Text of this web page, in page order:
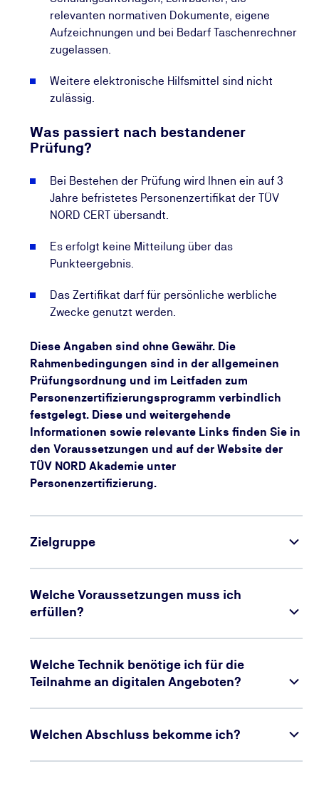
relevanten normativen Dokumente, eigene
Aufzeichnungen und bei Bedarf Taschenrechner
zugelassen.
Weitere elektronische Hilfsmittel sind nicht
zulässig.
Was passiert nach bestandener
Prüfung?
Bei Bestehen der Prüfung wird Ihnen ein auf 3
Jahre befristetes Personenzertifikat der TÜV
NORD CERT übersandt.
Es erfolgt keine Mitteilung über das
Punkteergebnis.
Das Zertifikat darf für persönliche werbliche
Zwecke genutzt werden.
Diese Angaben sind ohne Gewähr. Die
Rahmenbedingungen sind in der allgemeinen
Prüfungsordnung und im Leitfaden zum
Personenzertifizierungsprogramm verbindlich
festgelegt. Diese und weitergehende
Informationen sowie relevante Links finden Sie in
den Voraussetzungen und auf der Website der
TÜV NORD Akademie unter
Personenzertifizierung.
Zielgruppe
Welche Voraussetzungen muss ich
erfüllen?
Welche Technik benötige ich für die
Teilnahme an digitalen Angeboten?
Welchen Abschluss bekomme ich?